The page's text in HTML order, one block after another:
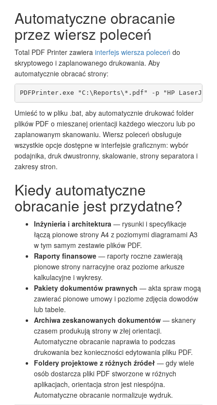
Automatyczne obracanie
przez wiersz poleceń
Total PDF Printer zawiera interfejs wiersza poleceń do
skryptowego i zaplanowanego drukowania. Aby
automatycznie obracać strony:
PDFPrinter.exe "C:\Reports\*.pdf" -p "HP
Umieść to w pliku .bat, aby automatycznie drukować folder
plików PDF o mieszanej orientacji każdego wieczoru lub po
zaplanowanym skanowaniu. Wiersz poleceń obsługuje
wszystkie opcje dostępne w interfejsie graficznym: wybór
podajnika, druk dwustronny, skalowanie, strony separatora i
zakresy stron.
Kiedy automatyczne
obracanie jest przydatne?
Inżynieria i architektura — rysunki i specyfikacje
łączą pionowe strony A4 z poziomymi diagramami A3
w tym samym zestawie plików PDF.
Raporty finansowe — raporty roczne zawierają
pionowe strony narracyjne oraz poziome arkusze
kalkulacyjne i wykresy.
Pakiety dokumentów prawnych — akta spraw mogą
zawierać pionowe umowy i poziome zdjęcia dowodów
lub tabele.
Archiwa zeskanowanych dokumentów — skanery
czasem produkują strony w złej orientacji.
Automatyczne obracanie naprawia to podczas
drukowania bez konieczności edytowania pliku PDF.
Foldery projektowe z różnych źródeł — gdy wiele
osób dostarcza pliki PDF stworzone w różnych
aplikacjach, orientacja stron jest niespójna.
Automatyczne obracanie normalizuje wydruk.